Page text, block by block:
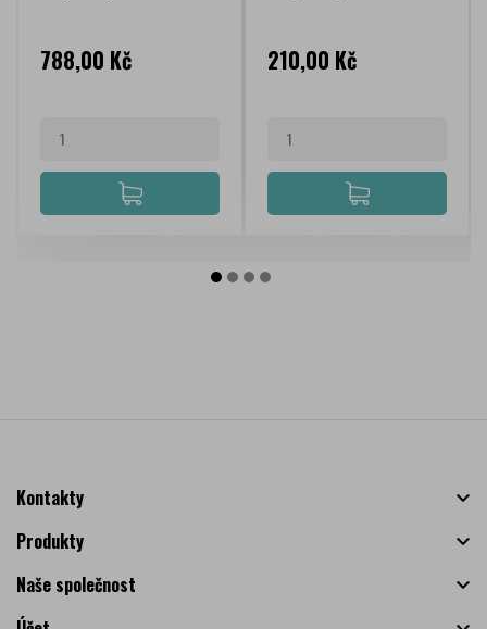
Cena
788,00 Kč Cena
210,00 Kč
Kontakty

Produkty

Naše společnost
